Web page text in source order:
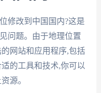
修改到中国国内?这是
问题。由于地理位置
网站和应用程序,包括
的工具和技术,你可以
源。